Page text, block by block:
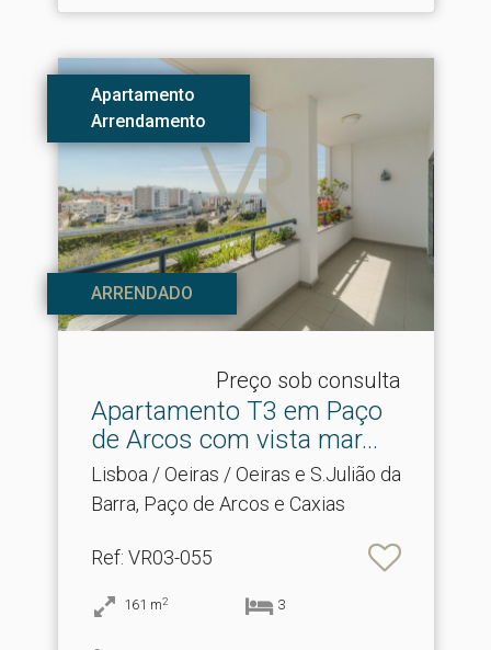
Apartamento
Arrendamento
ARRENDADO
Preço sob consulta
Apartamento T3 em Paço
de Arcos com vista mar.​..
Lisboa / Oeiras / Oeiras e S.Julião da
Barra, Paço de Arcos e Caxias
Ref: VR03-055
161 m2 3